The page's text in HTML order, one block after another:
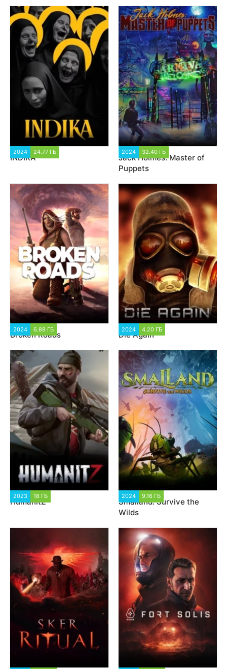
2024 24.77 ГБ
INDIKA
2024 32.40 ГБ
Jack Holmes: Master of
Puppets
2024 6.89 ГБ
Broken Roads
2024 4.20 ГБ
Die Again
2023 18 ГБ
HumanitZ
2024 9.16 ГБ
Smalland: Survive the
Wilds